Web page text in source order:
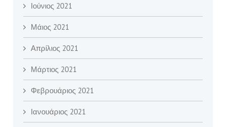
Ιούνιος 2021
Μάιος 2021
Απρίλιος 2021
Μάρτιος 2021
Φεβρουάριος 2021
Ιανουάριος 2021